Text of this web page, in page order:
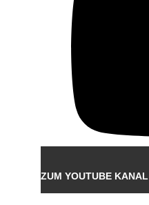
ZUM YOUTUBE KANAL